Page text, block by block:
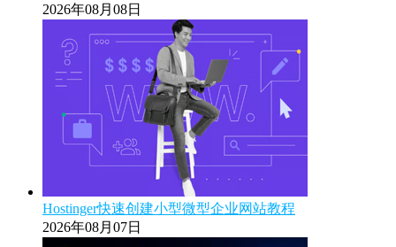
2026年08月08日
Hostinger快速创建小型微型企业网站教程
2026年08月07日